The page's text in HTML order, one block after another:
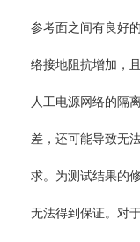
参考面之间有良好
络接地阻抗增加，
人工电源网络的隔
差，还可能导致无
求。为测试结果的
无法得到保证。对